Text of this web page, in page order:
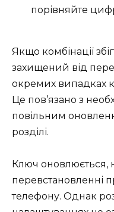
порівняйте
Якщо комбінації
захищений від
окремих випадках
Це пов’язано з
повільним
розділі.
Ключ оновлюється,
перевстановленні
телефону. Однак